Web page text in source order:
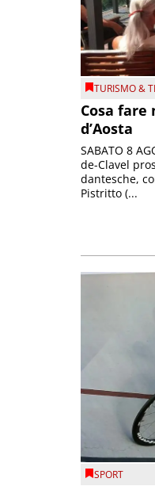
TURISMO &
Cosa
d’Aosta
SABATO 8
de-Clavel
dantesche,
Pistritto (...
SPORT